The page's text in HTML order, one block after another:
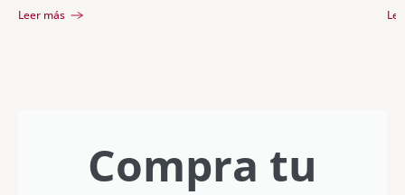
Leer más
Compra tu